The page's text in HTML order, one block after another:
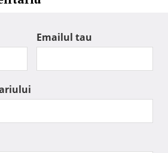
Emailul tau